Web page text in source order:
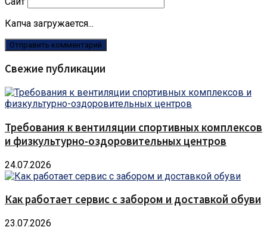
Капча загружается...
Свежие публикации
Требования к вентиляции спортивных комплексов
и физкультурно-оздоровительных центров
24.07.2026
Как работает сервис с забором и доставкой обуви
23.07.2026